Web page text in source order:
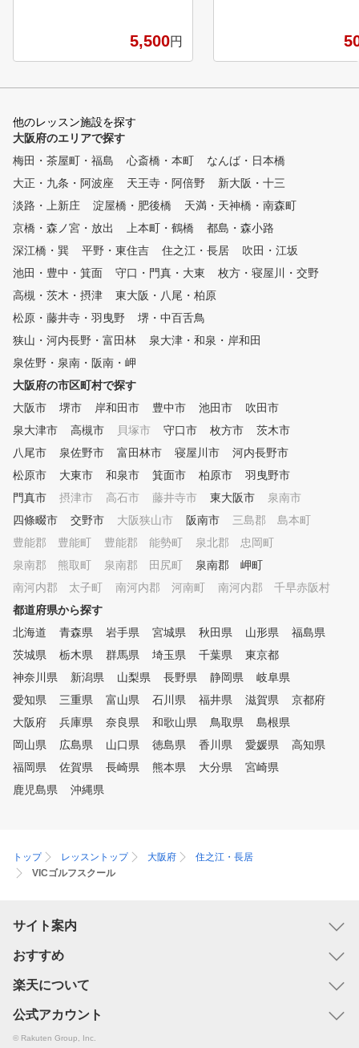
本技術と毎月開催される『ラウ
満足度を最大限提供できること
ステムも毎曜日開催しておりま
すので、お気軽にお好きな曜日
講していただけます。 是非一
度、体験レッスンから始められ
たらいかがでしょうか！！ ◆
アメリカンゴルフスクールには
、心揺さぶる何かが・・・・・
月4回・無制限コースがあり、
ーティンから始まり、体の動き
・腕の動きを覚えます。 もち
ろん、初心者にはグリップ・構
えから始まりバランスの良い綺
麗なスイング形成を目指します
。 経験者には、毎月開催され
スコアに向けての技術力（スキ
ル）を鍛錬します。 そのほか
、定期的に開催されるイベント
企画も好評です。 ゴルフスク
ールコンペ・教室対抗競技会・
国内ゴルフツアー（3回）・レ
忘年会、季節ごとのイベント（
盛り上がりビアガーデン・焼肉
パーティー等）も開催！
5,500円
他のレッスン施設を探す
大阪府のエリアで探す
梅田・茶屋町・福島
心斎橋・本町
なんば・日本橋
大正・九条・阿波座
天王寺・阿倍野
新大阪・十三
淡路・上新庄
淀屋橋・肥後橋
天満・天神橋・南森町
京橋・森ノ宮・放出
上本町・鶴橋
都島・森小路
深江橋・巽
平野・東住吉 住之江・長居
吹田・江坂
池田・豊中・箕面
守口・門真・大東
枚方・寝屋川・交野
高槻・茨木・摂津
東大阪・八尾・柏原
松原・藤井寺・羽曳野
堺・中百舌鳥
狭山・河内長野・富田林
泉大津・和泉・岸和田
泉佐野・泉南・阪南・岬
大阪府の市区町村で探す
大阪市
堺市 岸和田市 豊中市 池田市
吹田市
泉大津市
高槻市 貝塚市 守口市 枚方市
茨木市
八尾市
泉佐野市 富田林市 寝屋川市
河内長野市
松原市
大東市 和泉市 箕面市 柏原市
羽曳野市
門真市
摂津市 高石市 藤井寺市 東大阪市
泉南市
四條畷市
交野市 大阪狭山市 阪南市
三島郡 島本町
豊能郡 豊能町
豊能郡 能勢町
泉北郡 忠岡町
泉南郡 熊取町
泉南郡 田尻町
泉南郡 岬町
南河内郡 太子町
南河内郡 河南町
南河内郡 千早赤阪村
都道府県から探す
北海道
青森県 岩手県 宮城県 秋田県 山形県
福島県
茨城県
栃木県 群馬県 埼玉県 千葉県
東京都
神奈川県
新潟県 山梨県 長野県 静岡県
岐阜県
愛知県
三重県 富山県 石川県 福井県 滋賀県
京都府
大阪府
兵庫県 奈良県 和歌山県 鳥取県
島根県
岡山県
広島県 山口県 徳島県 香川県 愛媛県
高知県
福岡県
佐賀県 長崎県 熊本県 大分県
宮崎県
鹿児島県
沖縄県
トップ レッスントップ 大阪府
住之江・長居
VICゴルフスクール
サイト案内
おすすめ
楽天について
公式アカウント
© Rakuten Group, Inc.